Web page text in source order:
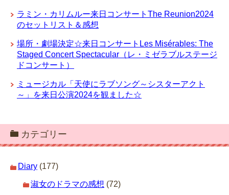
ラミン・カリムルー来日コンサートThe Reunion2024
のセットリスト＆感想
場所・劇場決定☆来日コンサートLes Misérables: The
Staged Concert Spectacular（レ・ミゼラブルステージ
ドコンサート）
ミュージカル「天使にラブソング～シスターアクト
～」を来日公演2024を観ました☆
カテゴリー
Diary (177)
淑女のドラマの感想 (72)